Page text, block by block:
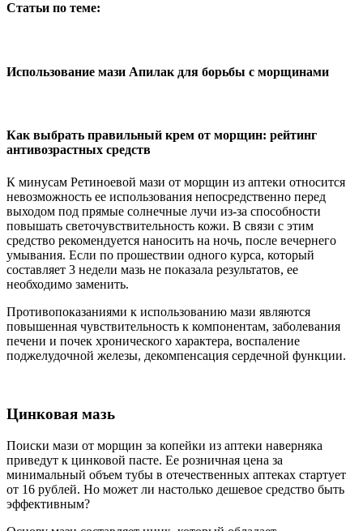
Статьи по теме:
Использование мази Апилак для борьбы с морщинами
Как выбрать правильный крем от морщин: рейтинг
антивозрастных средств
К минусам Ретиноевой мази от морщин из аптеки относится
невозможность ее использования непосредственно перед
выходом под прямые солнечные лучи из-за способности
повышать светочувствительность кожи. В связи с этим
средство рекомендуется наносить на ночь, после вечернего
умывания. Если по прошествии одного курса, который
составляет 3 недели мазь не показала результатов, ее
необходимо заменить.
Противопоказаниями к использованию мази являются
повышенная чувствительность к компонентам, заболевания
печени и почек хронического характера, воспаление
поджелудочной железы, декомпенсация сердечной функции.
Цинковая мазь
Поиски мази от морщин за копейки из аптеки наверняка
приведут к цинковой пасте. Ее розничная цена за
минимальный объем тубы в отечественных аптеках стартует
от 16 рублей. Но может ли настолько дешевое средство быть
эффективным?